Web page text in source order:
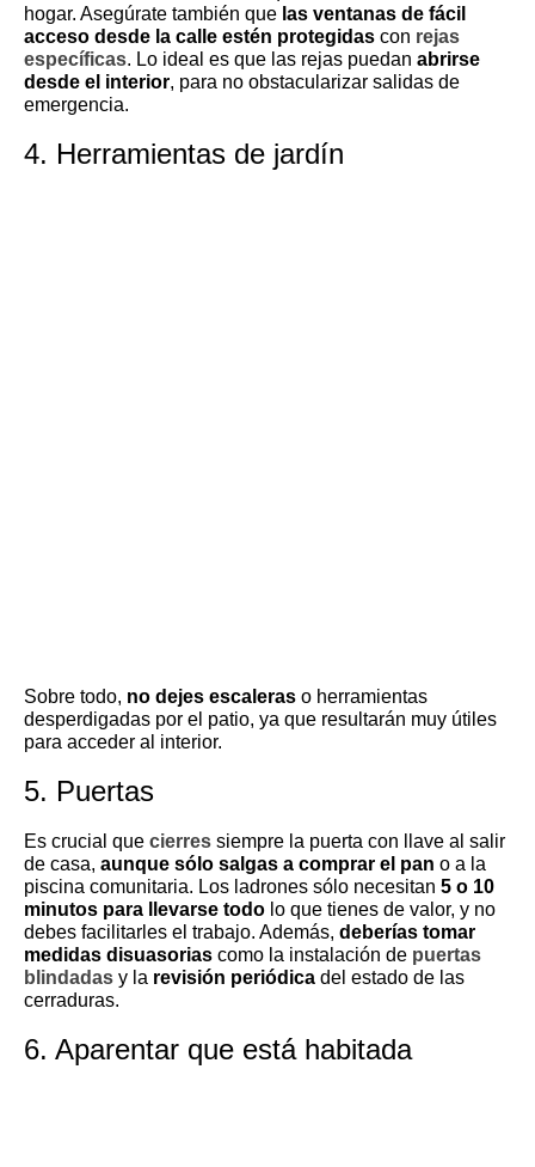
hogar. Asegúrate también que las ventanas de fácil
acceso desde la calle estén protegidas con rejas
específicas. Lo ideal es que las rejas puedan abrirse
desde el interior, para no obstacularizar salidas de
emergencia.
4. Herramientas de jardín
Sobre todo, no dejes escaleras o herramientas
desperdigadas por el patio, ya que resultarán muy útiles
para acceder al interior.
5. Puertas
Es crucial que cierres siempre la puerta con llave al salir
de casa, aunque sólo salgas a comprar el pan o a la
piscina comunitaria. Los ladrones sólo necesitan 5 o 10
minutos para llevarse todo lo que tienes de valor, y no
debes facilitarles el trabajo. Además, deberías tomar
medidas disuasorias como la instalación de puertas
blindadas y la revisión periódica del estado de las
cerraduras.
6. Aparentar que está habitada